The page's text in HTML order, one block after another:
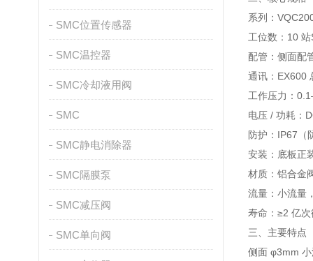
SMC位置传感器
SMC温控器
SMC冷却液用阀
SMC
SMC静电消除器
SMC隔膜泵
SMC减压阀
SMC单向阀
系列：
工位数：10
配管：侧面配
通讯：EX600
工作压力：
电压 / 功耗：
防护：IP67（
安装：底板正
材质：铝合金
流量：小流量
寿命：≥2 亿
三、主要特点
侧面 φ3mm